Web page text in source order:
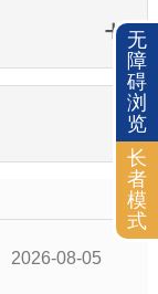
2026-08-05
无
障
碍
浏
览
长
者
模
式